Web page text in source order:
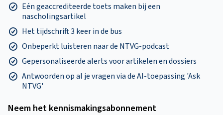
Eén geaccrediteerde toets maken bij een
nascholingsartikel
Het tijdschrift 3 keer in de bus
Onbeperkt luisteren naar de NTVG-podcast
Gepersonaliseerde alerts voor artikelen en dossiers
Antwoorden op al je vragen via de AI-toepassing 'Ask
NTVG'
Neem het kennismakings­abonnement